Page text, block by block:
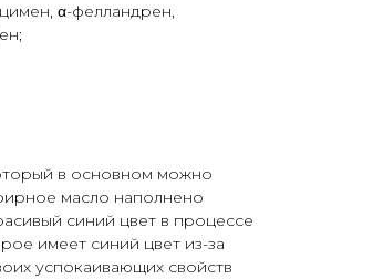
α-фелландрен,
в основном можно
масло наполнено
синий цвет в процессе
имеет синий цвет из-за
успокаивающих свойств